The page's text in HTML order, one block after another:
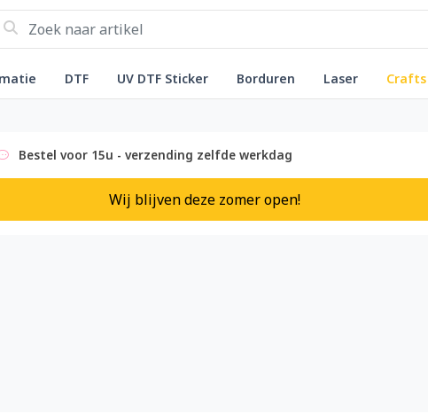
DTF UV DTF Sticker Borduren Laser Crafts
Bestel voor 15u - verzending zelfde werkdag
Wij blijven deze zomer open!